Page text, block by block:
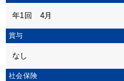
年1回 4月
賞与
なし
社会保険